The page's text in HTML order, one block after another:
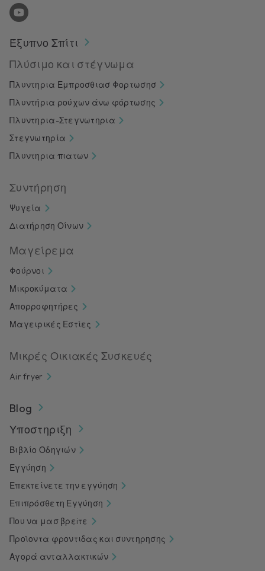
Έξυπνο Σπίτι
Πλύσιμο και στέγνωμα
Πλυντηρια Εμπροσθιασ Φορτωσησ
Πλυντήρια ρούχων άνω φόρτωσης
Πλυντηρια-Στεγνωτηρια
Στεγνωτηρία
Πλυντηρια πιατων
Συντήρηση
Ψυγεία
Διατήρηση Οίνων
Μαγείρεμα
Φούρνοι
Μικροκύματα
Απορροφητήρες
Μαγειρικές Εστίες
Μικρές Οικιακές Συσκευές
Air fryer
Blog
Υποστηριξη
Βιβλίο Οδηγιών
Εγγύηση
Επεκτείνετε την εγγύηση
Επιπρόσθετη Εγγύηση
Που να μασ βρεiτε
Προϊοντα φροντιδας και συντηρησης
Αγορά ανταλλακτικών